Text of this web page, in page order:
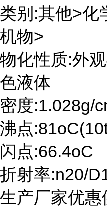
类别:其他>化
机物>
物化性质:外
色液体
密度:1.028g/
沸点
闪点:66.4oC
折射率:n20/
生产厂家优